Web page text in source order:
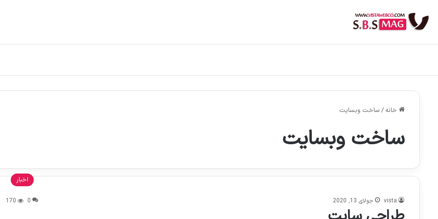
خانه / ساخت وبسایت
ساخت وبسایت
اخبار
vista جولای 13, 2020 0
170